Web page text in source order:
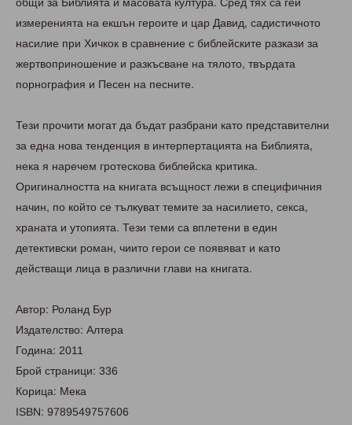
общи за Библията и масовата култура. Сред тях са гей
измеренията на екшън героите и цар Давид, садистичното
насилие при Хичкок в сравнение с библейските разкази за
жертвоприношение и разкъсване на тялото, твърдата
порнография и Песен на песните.
Тези прочити могат да бъдат разбрани като представителни
за една нова тенденция в интерпертацията на Библията,
нека я наречем гротескова библейска критика.
Оригиналността на книгата всъщност лежи в специфичния
начин, по който се тълкуват темите за насилието, секса,
храната и утопията. Тези теми са вплетени в един
детективски роман, чиито герои се появяват и като
действащи лица в различни глави на книгата.
Автор: Роланд Бур
Издателство: Алтера
Година: 2011
Брой страници: 336
Корица: Мека
ISBN: 9789549757606